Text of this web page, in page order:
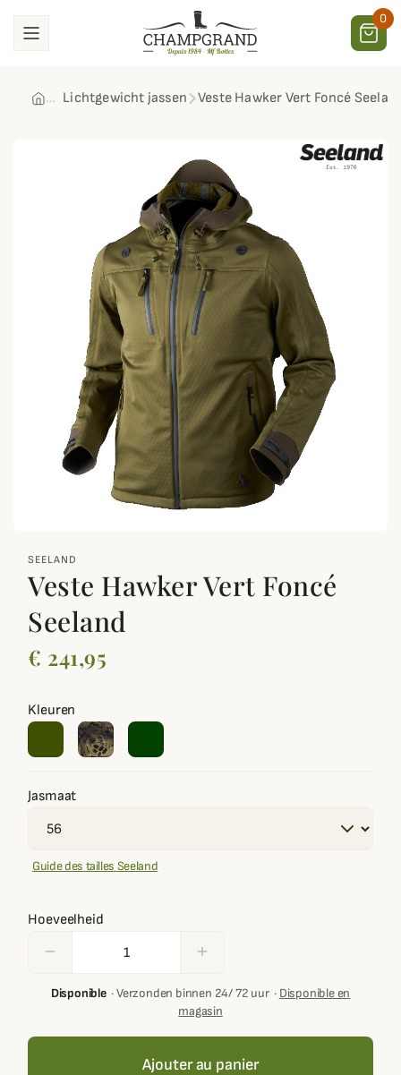
0
Lichtgewicht jassen Veste Hawker Vert Foncé
SEELAND
Veste Hawker Vert Foncé
Seeland
€ 241,95
Kleuren
Jasmaat
Guide des tailles Seeland
Hoeveelheid
remove add
Disponible·Verzonden binnen 24/ 72 uur· Disponible en
magasin
Ajouter au panier